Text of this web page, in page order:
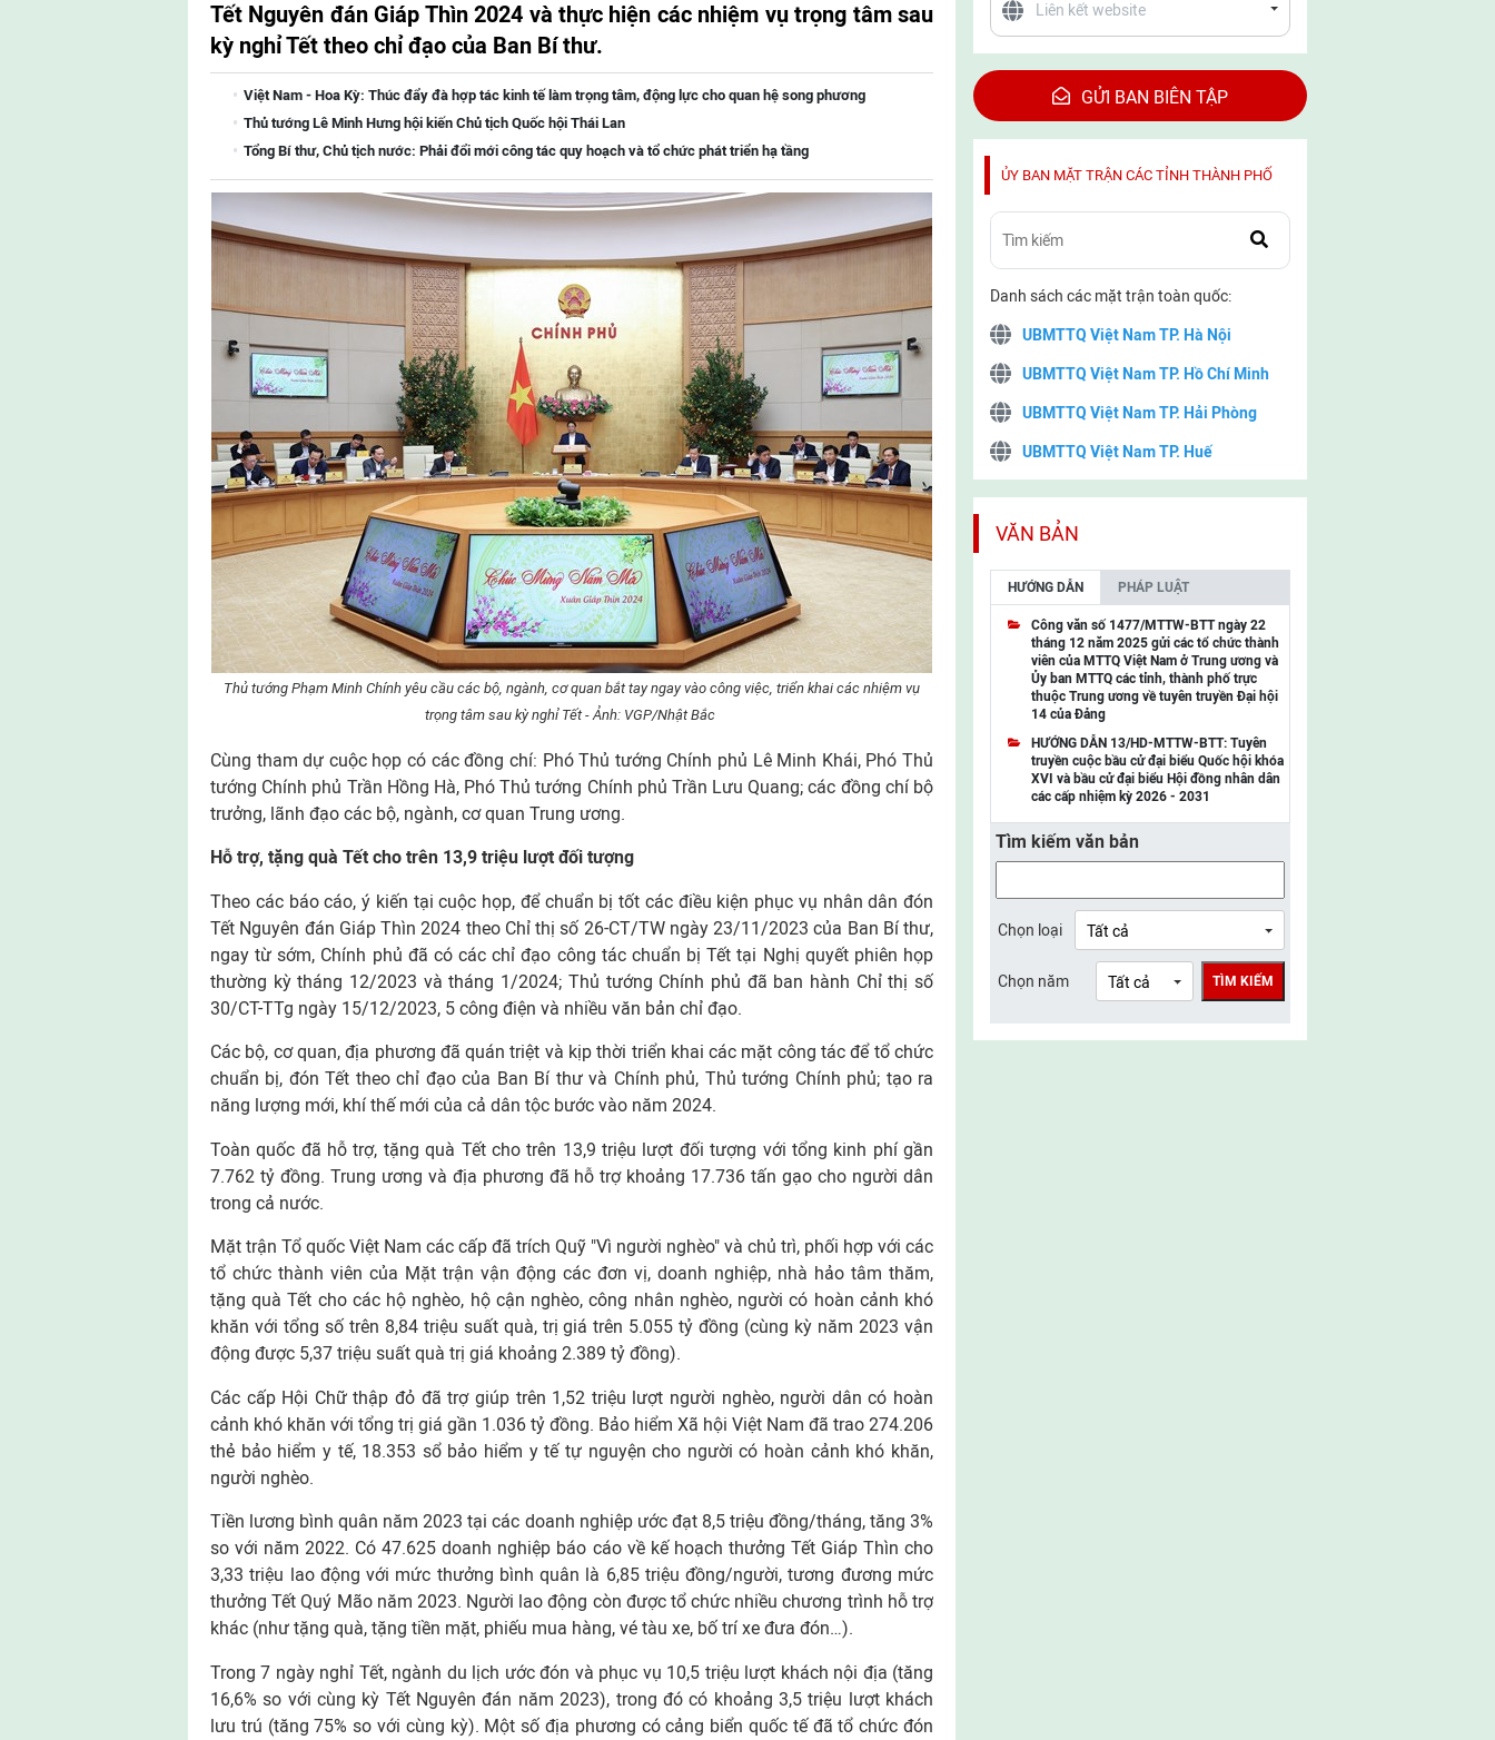
Tết Nguyên đán Giáp Thìn 2024 và thực hiện các nhiệm vụ trọng tâm sau
kỳ nghỉ Tết theo chỉ đạo của Ban Bí thư.
Việt Nam - Hoa Kỳ: Thúc đẩy đà hợp tác kinh tế làm trọng tâm, động lực cho quan hệ song phương
Thủ tướng Lê Minh Hưng hội kiến Chủ tịch Quốc hội Thái Lan
Tổng Bí thư, Chủ tịch nước: Phải đổi mới công tác quy hoạch và tổ chức phát triển hạ tầng
Thủ tướng Phạm Minh Chính yêu cầu các bộ, ngành, cơ quan bắt tay ngay vào công việc, triển khai các nhiệm vụ
trọng tâm sau kỳ nghỉ Tết - Ảnh: VGP/Nhật Bắc
Cùng tham dự cuộc họp có các đồng chí: Phó Thủ tướng Chính phủ Lê Minh Khái, Phó Thủ
tướng Chính phủ Trần Hồng Hà, Phó Thủ tướng Chính phủ Trần Lưu Quang; các đồng chí bộ
trưởng, lãnh đạo các bộ, ngành, cơ quan Trung ương.
Hỗ trợ, tặng quà Tết cho trên 13,9 triệu lượt đối tượng
Theo các báo cáo, ý kiến tại cuộc họp, để chuẩn bị tốt các điều kiện phục vụ nhân dân đón
Tết Nguyên đán Giáp Thìn 2024 theo Chỉ thị số 26-CT/TW ngày 23/11/2023 của Ban Bí thư,
ngay từ sớm, Chính phủ đã có các chỉ đạo công tác chuẩn bị Tết tại Nghị quyết phiên họp
thường kỳ tháng 12/2023 và tháng 1/2024; Thủ tướng Chính phủ đã ban hành Chỉ thị số
30/CT-TTg ngày 15/12/2023, 5 công điện và nhiều văn bản chỉ đạo.
Các bộ, cơ quan, địa phương đã quán triệt và kịp thời triển khai các mặt công tác để tổ chức
chuẩn bị, đón Tết theo chỉ đạo của Ban Bí thư và Chính phủ, Thủ tướng Chính phủ; tạo ra
năng lượng mới, khí thế mới của cả dân tộc bước vào năm 2024.
Toàn quốc đã hỗ trợ, tặng quà Tết cho trên 13,9 triệu lượt đối tượng với tổng kinh phí gần
7.762 tỷ đồng. Trung ương và địa phương đã hỗ trợ khoảng 17.736 tấn gạo cho người dân
trong cả nước.
Mặt trận Tổ quốc Việt Nam các cấp đã trích Quỹ "Vì người nghèo" và chủ trì, phối hợp với các
tổ chức thành viên của Mặt trận vận động các đơn vị, doanh nghiệp, nhà hảo tâm thăm,
tặng quà Tết cho các hộ nghèo, hộ cận nghèo, công nhân nghèo, người có hoàn cảnh khó
khăn với tổng số trên 8,84 triệu suất quà, trị giá trên 5.055 tỷ đồng (cùng kỳ năm 2023 vận
động được 5,37 triệu suất quà trị giá khoảng 2.389 tỷ đồng).
Các cấp Hội Chữ thập đỏ đã trợ giúp trên 1,52 triệu lượt người nghèo, người dân có hoàn
cảnh khó khăn với tổng trị giá gần 1.036 tỷ đồng. Bảo hiểm Xã hội Việt Nam đã trao 274.206
thẻ bảo hiểm y tế, 18.353 sổ bảo hiểm y tế tự nguyện cho người có hoàn cảnh khó khăn,
người nghèo.
Tiền lương bình quân năm 2023 tại các doanh nghiệp ước đạt 8,5 triệu đồng/tháng, tăng 3%
so với năm 2022. Có 47.625 doanh nghiệp báo cáo về kế hoạch thưởng Tết Giáp Thìn cho
3,33 triệu lao động với mức thưởng bình quân là 6,85 triệu đồng/người, tương đương mức
thưởng Tết Quý Mão năm 2023. Người lao động còn được tổ chức nhiều chương trình hỗ trợ
khác (như tặng quà, tặng tiền mặt, phiếu mua hàng, vé tàu xe, bố trí xe đưa đón…).
Trong 7 ngày nghỉ Tết, ngành du lịch ước đón và phục vụ 10,5 triệu lượt khách nội địa (tăng
16,6% so với cùng kỳ Tết Nguyên đán năm 2023), trong đó có khoảng 3,5 triệu lượt khách
lưu trú (tăng 75% so với cùng kỳ). Một số địa phương có cảng biển quốc tế đã tổ chức đón
GỬI BAN BIÊN TẬP
ỦY BAN MẶT TRẬN CÁC TỈNH THÀNH PHỐ
Danh sách các mặt trận toàn quốc:
UBMTTQ Việt Nam TP. Hà Nội
UBMTTQ Việt Nam TP. Hồ Chí Minh
UBMTTQ Việt Nam TP. Hải Phòng
UBMTTQ Việt Nam TP. Huế
UBMTTQ Việt Nam TP. Cần Thơ
UBMTTQ Việt Nam tỉnh Quảng Ninh
UBMTTQ Việt Nam tỉnh Cao Bằng
UBMTTQ Việt Nam tỉnh Lạng Sơn
UBMTTQ Việt Nam tỉnh Lai Châu
UBMTTQ Việt Nam tỉnh Điện Biên
UBMTTQ Việt Nam tỉnh Sơn La
UBMTTQ Việt Nam tỉnh Thanh Hóa
UBMTTQ Việt Nam tỉnh Nghệ An
UBMTTQ Việt Nam tỉnh Lào Cai
UBMTTQ Việt Nam tỉnh Thái Nguyên
VĂN BẢN
HƯỚNG DẪN PHÁP LUẬT
Công văn số 1477/MTTW-BTT ngày 22
tháng 12 năm 2025 gửi các tổ chức thành
viên của MTTQ Việt Nam ở Trung ương và
Ủy ban MTTQ các tỉnh, thành phố trực
thuộc Trung ương về tuyên truyền Đại hội
14 của Đảng
HƯỚNG DẪN 13/HD-MTTW-BTT: Tuyên
truyền cuộc bầu cử đại biểu Quốc hội khóa
XVI và bầu cử đại biểu Hội đồng nhân dân
các cấp nhiệm kỳ 2026 - 2031
Tìm kiếm văn bản
Chọn loại
Chọn năm TÌM KIẾM